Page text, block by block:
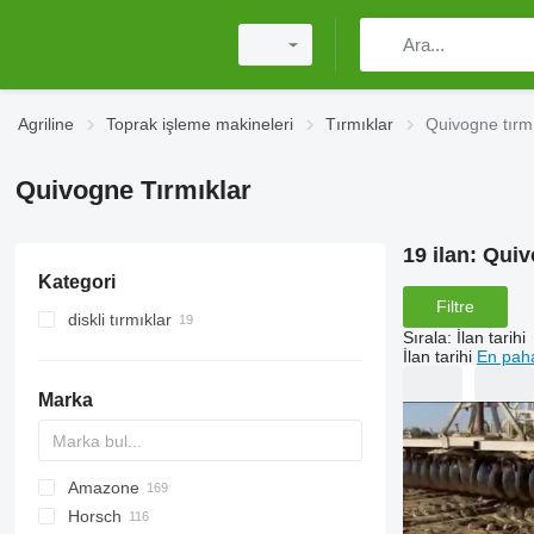
Agriline Toprak işleme makineleri Tırmıklar Quivogne
Quivogne Tırmıklar
Kategori
diskli tırmıklar
Marka
Multivator
Disc-O-Mulch
Maximulch
Jaguar
AT30
BT
8
10
AGD
Amazone
Avant
Green Ray
1-Series
Swifter
AG
U-series
ROTANET
310
Disco
Powerchain
Chopstar
KSE
T series
UFO
GF
Super Maxx
Horsch
19 ilan:
Filtre
Sırala: İlan tarihi
İlan tarihi En